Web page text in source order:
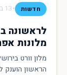
חדשות •13 בדצמבר 2022
לראשונה
מלונות
מלון וורט
הראשון הוענק